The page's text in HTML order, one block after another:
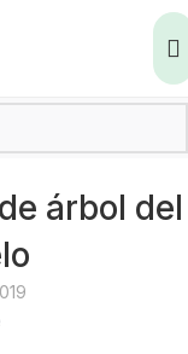
árbol del